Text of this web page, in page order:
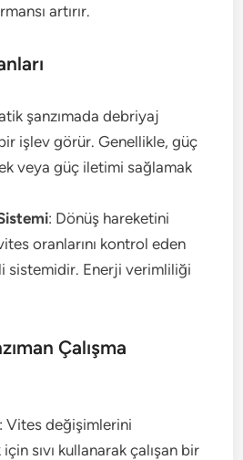
artırır.
şanzımada debriyaj
işlev görür. Genellikle, güç
veya güç iletimi sağlamak
: Dönüş hareketini
oranlarını kontrol eden
sistemidir. Enerji verimliliği
Çalışma
: Vites değişimlerini
sıvı kullanarak çalışan bir